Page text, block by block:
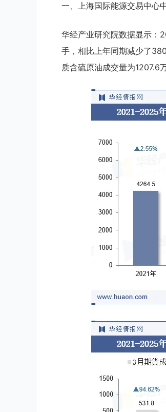
一、上海国际能源交易中心
华经产业研究院数据显示：
手，相比上年同期减少了
质含硫原油成交量为1207.6